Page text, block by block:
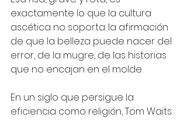
exactamente lo que la cultura
ascética no soporta: la afirmación
de que la belleza puede nacer del
error, de la mugre, de las historias
que no encajan en el molde.
En un siglo que persigue la
eficiencia como religión, Tom Waits